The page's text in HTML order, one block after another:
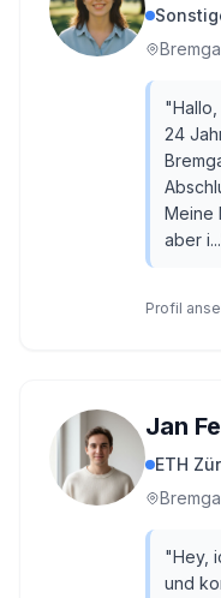
"
24
Meine
aber i...
Profil
Jan
ETH
"Hey,
und